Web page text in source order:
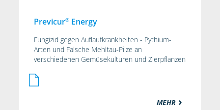
Previcur® Energy
Fungizid gegen Auflaufkrankheiten - Pythium-
Arten und Falsche Mehltau-Pilze an
verschiedenen Gemüsekulturen und Zierpflanzen
MEHR